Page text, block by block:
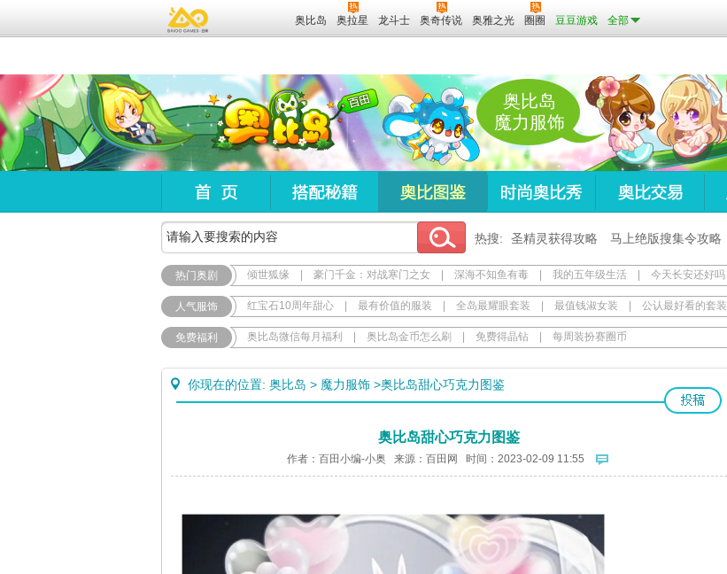
奥比岛 奥拉星 龙斗士 奥奇传说 奥雅之光 圈圈 豆豆游戏 全部
奥比岛
魔力服饰
热搜: 圣精灵获得攻略 马上绝版搜集令攻略
热门奥剧 倾世狐缘 豪门千金：对战寒门之女 深海不知鱼有毒 我的五年级生活 今天长安还好吗
人气服饰 红宝石10周年甜心 最有价值的服装 全岛最耀眼套装 最值钱淑女装 公认最好看的套装
免费福利 奥比岛微信每月福利 奥比岛金币怎么刷 免费得晶钻 每周装扮赛圈币
你现在的位置: 奥比岛 > 魔力服饰 >奥比岛甜心巧克力图鉴
奥比岛甜心巧克力图鉴
作者：百田小编-小奥 来源： 百田网 时间：2023-02-09 11:55